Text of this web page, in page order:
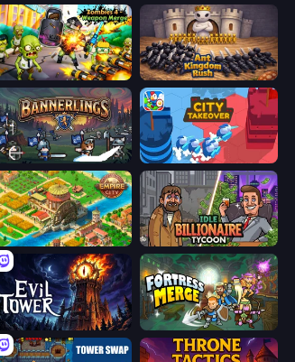
Zombies 4 Weapon Merge Ant Kingdom Rush
Bannerlings City Takeover
Empire City Idle Billionaire Tycoon
Evil Tower Fortress Merge